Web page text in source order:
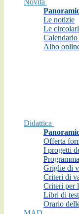
Novità
Le notizie
Le circolari
Calendario
Albo
Didattica
Offerta
I progetti
Griglie di
Criteri di
Criteri per
Libri di
Orario